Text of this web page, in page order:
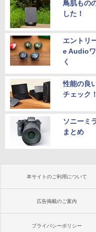
鳥肌もの
した！
エントリ
e Audio
く
性能の良
チェック！
ソニーミ
まとめ
本サイトのご利用について
広告掲載のご案内
プライバシーポリシー